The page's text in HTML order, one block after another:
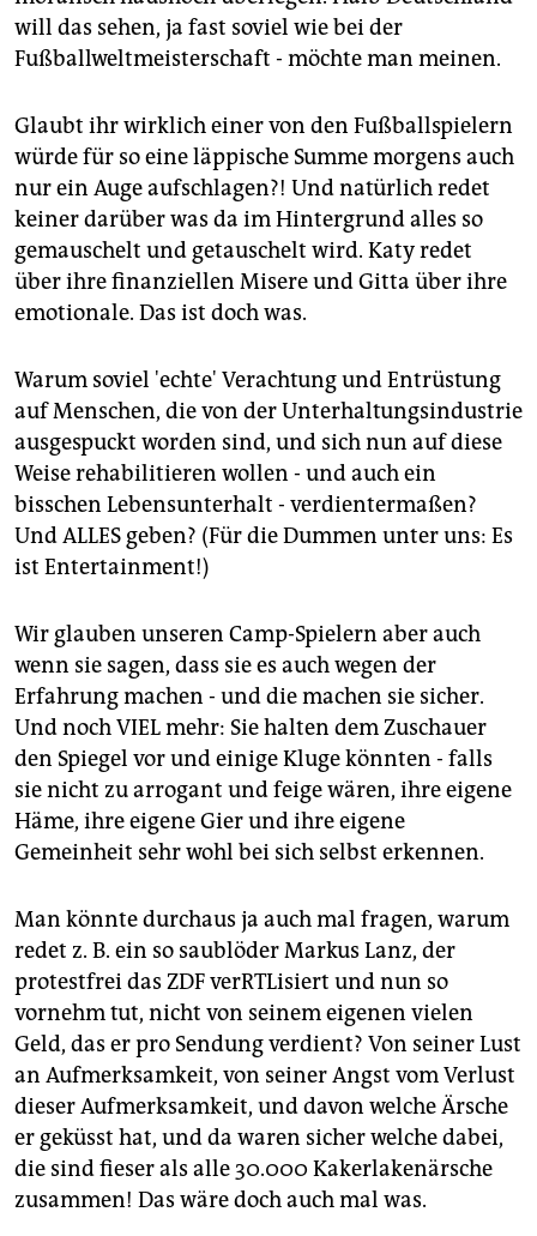
will das sehen, ja fast soviel wie bei der
Fußballweltmeisterschaft - möchte man meinen.
Glaubt ihr wirklich einer von den Fußballspielern
würde für so eine läppische Summe morgens auch
nur ein Auge aufschlagen?! Und natürlich redet
keiner darüber was da im Hintergrund alles so
gemauschelt und getauschelt wird. Katy redet
über ihre finanziellen Misere und Gitta über ihre
emotionale. Das ist doch was.
Warum soviel 'echte' Verachtung und Entrüstung
auf Menschen, die von der Unterhaltungsindustrie
ausgespuckt worden sind, und sich nun auf diese
Weise rehabilitieren wollen - und auch ein
bisschen Lebensunterhalt - verdientermaßen?
Und ALLES geben? (Für die Dummen unter uns: Es
ist Entertainment!)
Wir glauben unseren Camp-Spielern aber auch
wenn sie sagen, dass sie es auch wegen der
Erfahrung machen - und die machen sie sicher.
Und noch VIEL mehr: Sie halten dem Zuschauer
den Spiegel vor und einige Kluge könnten - falls
sie nicht zu arrogant und feige wären, ihre eigene
Häme, ihre eigene Gier und ihre eigene
Gemeinheit sehr wohl bei sich selbst erkennen.
Man könnte durchaus ja auch mal fragen, warum
redet z. B. ein so saublöder Markus Lanz, der
protestfrei das ZDF verRTLisiert und nun so
vornehm tut, nicht von seinem eigenen vielen
Geld, das er pro Sendung verdient? Von seiner Lust
an Aufmerksamkeit, von seiner Angst vom Verlust
dieser Aufmerksamkeit, und davon welche Ärsche
er geküsst hat, und da waren sicher welche dabei,
die sind fieser als alle 30.000 Kakerlakenärsche
zusammen! Das wäre doch auch mal was.